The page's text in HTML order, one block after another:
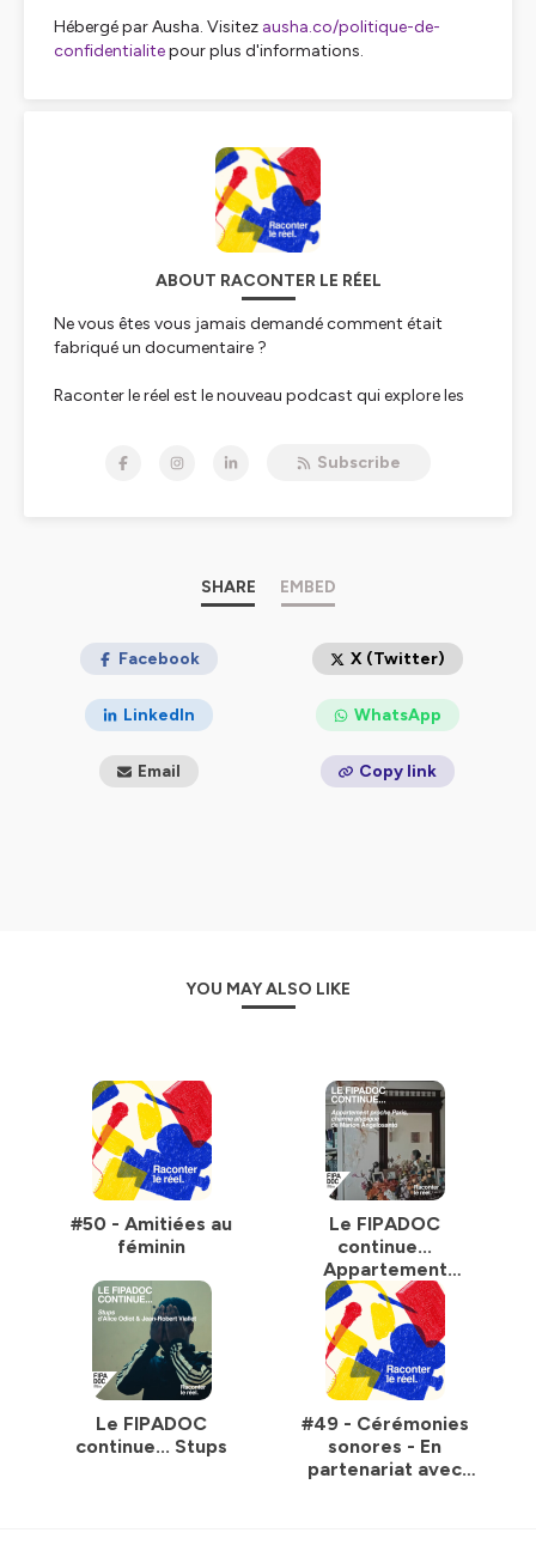
Hébergé par Ausha. Visitez ausha.co/politique-de-
confidentialitepour plus d'informations.
ABOUT RACONTER LE RÉEL
Ne vous êtes vous jamais demandé comment était
fabriqué un documentaire ?
Raconter le réel est le nouveau podcast qui explore les
personnes qui permettent aux documentaires de
Hébergé par Ausha. Visitez
ausha.co/politique-de-
pour plus d'informations.
Subscribe
SHARE EMBED
Facebook X (Twitter)
LinkedIn WhatsApp
Email Copy link
YOU MAY ALSO LIKE
#50 - Amitiées au
féminin
Le FIPADOC
continue...
Appartement
proche Paris,
charme atypique
Le FIPADOC
continue... Stups
#49 - Cérémonies
sonores - En
partenariat avec